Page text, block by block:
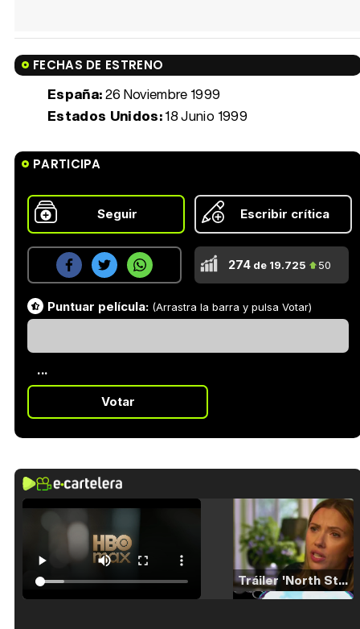
FECHAS DE ESTRENO
España:26 Noviembre 1999
Estados Unidos:18 Junio 1999
PARTICIPA
Seguir Escribir crítica
274 de 19.725 50
Puntuar película: (Arrastra la barra y pulsa Votar)
...
Votar
Tráiler 'North Star' (2023)